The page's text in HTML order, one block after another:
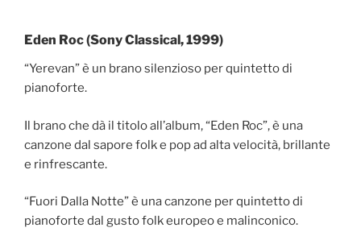
Eden Roc (Sony Classical, 1999)
“Yerevan” è un brano silenzioso per quintetto di
pianoforte.
Il brano che dà il titolo all’album, “Eden Roc”, è una
canzone dal sapore folk e pop ad alta velocità, brillante
e rinfrescante.
“Fuori Dalla Notte” è una canzone per quintetto di
pianoforte dal gusto folk europeo e malinconico.